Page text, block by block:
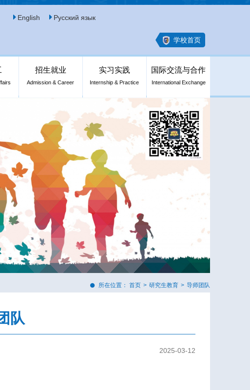
English Русский язык
学校首页
招生就业
Admission & Career
实习实践
Internship & Practice
国际交流与合作
International Exchange
所在位置： 首页 > 研究生教育 > 导师团队
队
2025-03-12